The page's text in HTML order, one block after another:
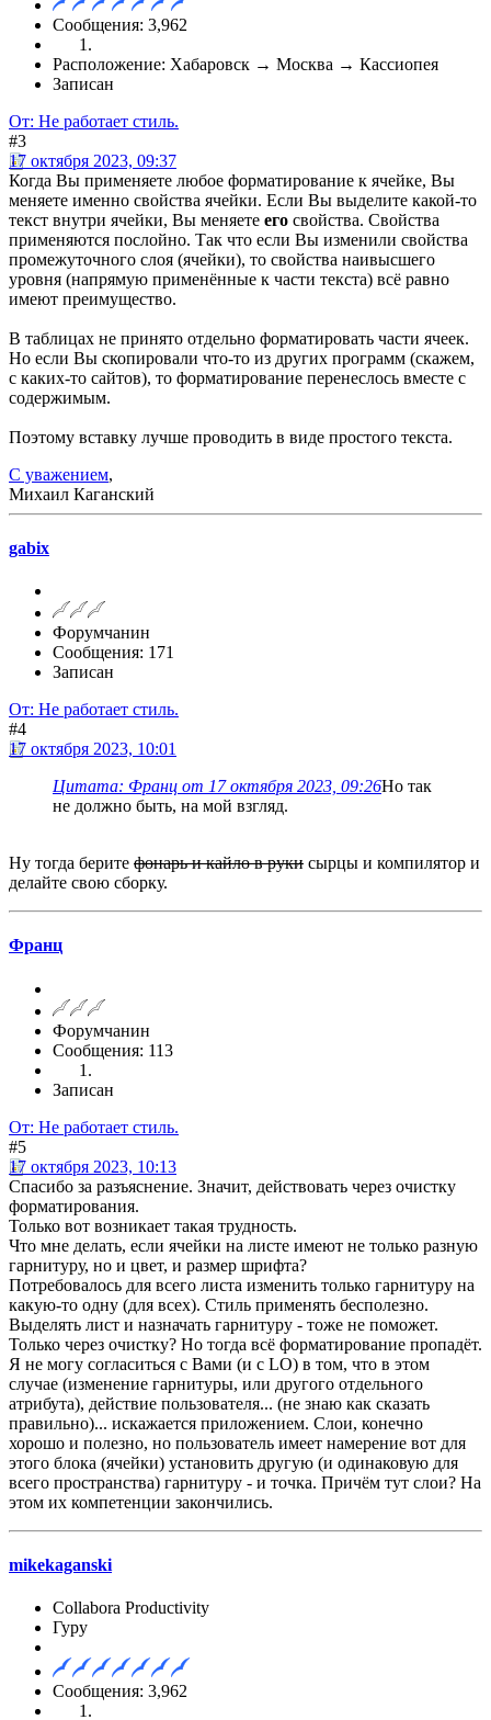
Сообщения: 3,962
Расположение: Хабаровск → Москва → Кассиопея
Записан
От: Не работает стиль.
#3
17 октября 2023, 09:37
Когда Вы применяете любое форматирование к ячейке, Вы
меняете именно свойства ячейки. Если Вы выделите какой-то
текст внутри ячейки, Вы меняете его свойства. Свойства
применяются послойно. Так что если Вы изменили свойства
промежуточного слоя (ячейки), то свойства наивысшего
уровня (напрямую применённые к части текста) всё равно
имеют преимущество.
В таблицах не принято отдельно форматировать части ячеек.
Но если Вы скопировали что-то из других программ (скажем,
с каких-то сайтов), то форматирование перенеслось вместе с
содержимым.
Поэтому вставку лучше проводить в виде простого текста.
С уважением,
Михаил Каганский
gabix
Форумчанин
Сообщения: 171
Записан
От: Не работает стиль.
#4
17 октября 2023, 10:01
Цитата: Франц от 17 октября 2023, 09:26Но так
не должно быть, на мой взгляд.
Ну тогда берите фонарь и кайло в руки сырцы и компилятор и
делайте свою сборку.
Франц
Форумчанин
Сообщения: 113
Записан
От: Не работает стиль.
#5
17 октября 2023, 10:13
Спасибо за разъяснение. Значит, действовать через очистку
форматирования.
Только вот возникает такая трудность.
Что мне делать, если ячейки на листе имеют не только разную
гарнитуру, но и цвет, и размер шрифта?
Потребовалось для всего листа изменить только гарнитуру на
какую-то одну (для всех). Стиль применять бесполезно.
Выделять лист и назначать гарнитуру - тоже не поможет.
Только через очистку? Но тогда всё форматирование пропадёт.
Я не могу согласиться с Вами (и с LO) в том, что в этом
случае (изменение гарнитуры, или другого отдельного
атрибута), действие пользователя... (не знаю как сказать
правильно)... искажается приложением. Слои, конечно
хорошо и полезно, но пользователь имеет намерение вот для
этого блока (ячейки) установить другую (и одинаковую для
всего пространства) гарнитуру - и точка. Причём тут слои? На
этом их компетенции закончились.
mikekaganski
Collabora Productivity
Гуру
Сообщения: 3,962